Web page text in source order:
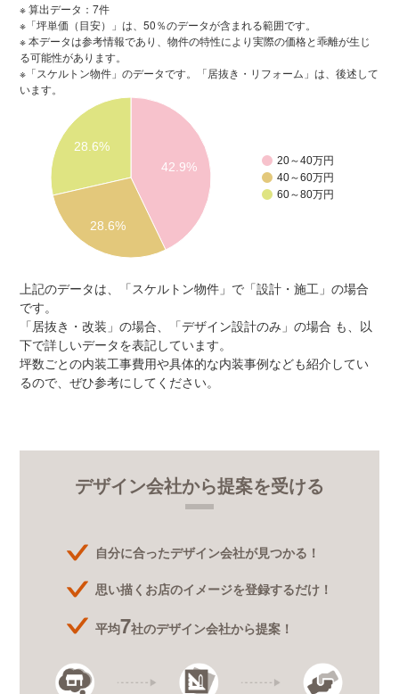
※ 算出データ：7件
※「坪単価（目安）」は、50％のデータが含まれる範囲です。
※ 本データは参考情報であり、物件の特性により実際の価格と乖離が生じ
る可能性があります。
※「スケルトン物件」のデータです。「居抜き・リフォーム」は、後述して
います。
20～40万円
40～60万円
60～80万円
42.9%
28.6%
28.6%
上記のデータは、「スケルトン物件」で「設計・施工」の場合
です。
「居抜き・改装」の場合、「デザイン設計のみ」の場合 も、以
下で詳しいデータを表記しています。
坪数ごとの内装工事費用や具体的な内装事例なども紹介してい
るので、ぜひ参考にしてください。
デザイン会社から提案を受ける
自分に合ったデザイン会社が見つかる！
思い描くお店のイメージを登録するだけ！
平均7社のデザイン会社から提案！